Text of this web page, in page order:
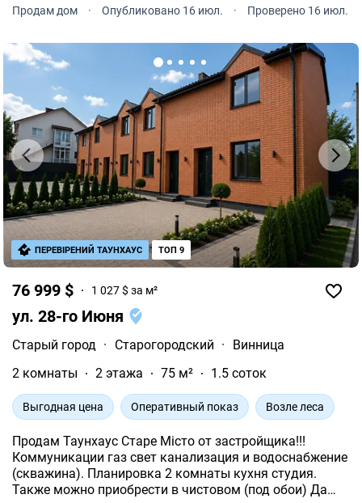
Продам дом · Опубликовано 16 июл. · Проверено 16 июл.
76 999 $ 1 027 $ за м²
ул. 28-го Июня
Старый город · Старогородский ·
Винница
2 комнаты
2 этажа 75 м² 1.5 соток
Выгодная цена Оперативный показ Возле леса
Продам Таунхаус Старе Місто от застройщика!!!
Коммуникации газ свет канализация и водоснабжение
(скважина). Планировка 2 комнаты кухня студия.
Также можно приобрести в чистовом (под обои) Да
ПЕРЕВІРЕНИЙ ТАУНХАУС ТОП 9